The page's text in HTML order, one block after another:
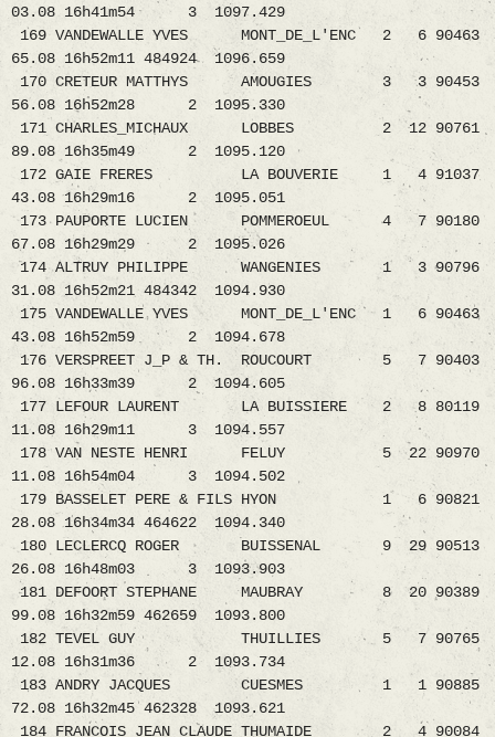
03.08 16h41m54 3 1097.429
169 VANDEWALLE YVES MONT_DE_L'ENC 2 6 90463
65.08 16h52m11 484924 1096.659
170 CRETEUR MATTHYS AMOUGIES 3 3 90453
56.08 16h52m28 2 1095.330
171 CHARLES_MICHAUX LOBBES 2 12 90761
89.08 16h35m49 2 1095.120
172 GAIE FRERES LA BOUVERIE 1 4 91037
43.08 16h29m16 2 1095.051
173 PAUPORTE LUCIEN POMMEROEUL 4 7 90180
67.08 16h29m29 2 1095.026
174 ALTRUY PHILIPPE WANGENIES 1 3 90796
31.08 16h52m21 484342 1094.930
175 VANDEWALLE YVES MONT_DE_L'ENC 1 6 90463
43.08 16h52m59 2 1094.678
176 VERSPREET J_P & TH. ROUCOURT 5 7 90403
96.08 16h33m39 2 1094.605
177 LEFOUR LAURENT LA BUISSIERE 2 8 80119
11.08 16h29m11 3 1094.557
178 VAN NESTE HENRI FELUY 5 22 90970
11.08 16h54m04 3 1094.502
179 BASSELET PERE & FILS HYON 1 6 90821
28.08 16h34m34 464622 1094.340
180 LECLERCQ ROGER BUISSENAL 9 29 90513
26.08 16h48m03 3 1093.903
181 DEFOORT STEPHANE MAUBRAY 8 20 90389
99.08 16h32m59 462659 1093.800
182 TEVEL GUY THUILLIES 5 7 90765
12.08 16h31m36 2 1093.734
183 ANDRY JACQUES CUESMES 1 1 90885
72.08 16h32m45 462328 1093.621
184 FRANCOIS JEAN_CLAUDE THUMAIDE 2 4 90084